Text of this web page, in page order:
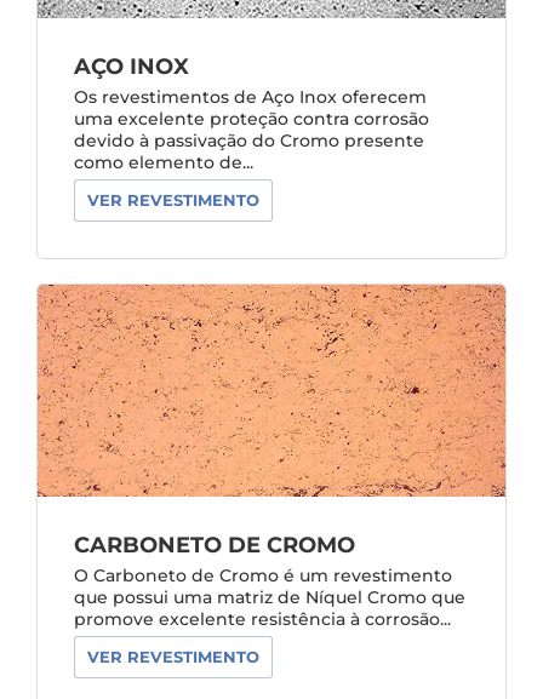
AÇO INOX
Os revestimentos de Aço Inox oferecem
uma excelente proteção contra corrosão
devido à passivação do Cromo presente
como elemento de...
VER REVESTIMENTO
CARBONETO DE CROMO
O Carboneto de Cromo é um revestimento
que possui uma matriz de Níquel Cromo que
promove excelente resistência à corrosão...
VER REVESTIMENTO